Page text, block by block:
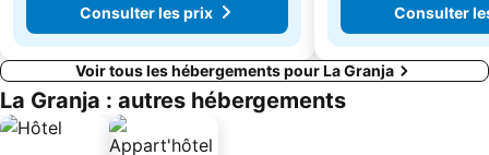
Consulter les prix
Consulter
Voir tous les hébergements pour La Granja
La Granja : autres hébergements